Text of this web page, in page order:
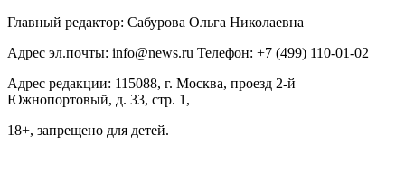
Главный редактор: Сабурова Ольга Николаевна
Адрес эл.почты: info@news.ru Телефон: +7 (499) 110-01-02
Адрес редакции: 115088, г. Москва, проезд 2-й
Южнопортовый, д. 33, стр. 1,
18+, запрещено для детей.